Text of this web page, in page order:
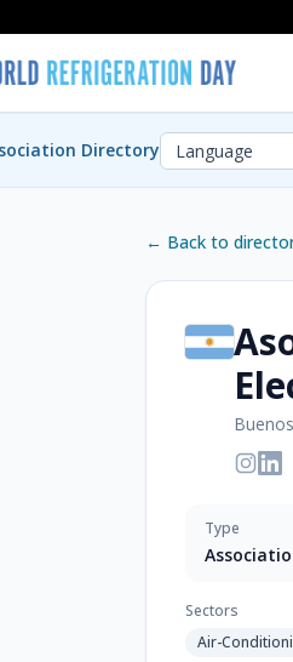
Directory
← Back to
Type
Sectors
Air-